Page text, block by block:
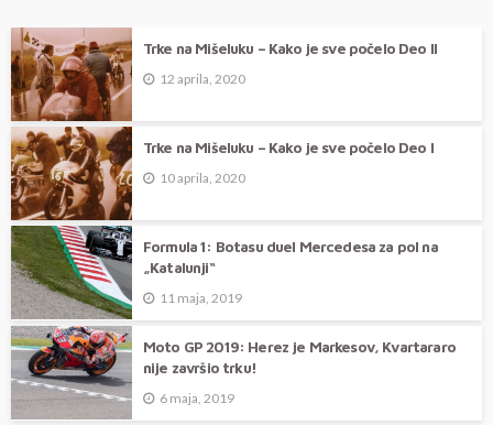
Trke na Mišeluku – Kako je sve počelo Deo II
12 aprila, 2020
Trke na Mišeluku – Kako je sve počelo Deo I
10 aprila, 2020
Formula 1: Botasu duel Mercedesa za pol na
„Katalunji“
11 maja, 2019
Moto GP 2019: Herez je Markesov, Kvartararo
nije završio trku!
6 maja, 2019